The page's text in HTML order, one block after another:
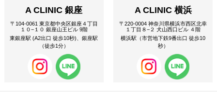
A CLINIC 銀座
〒104-0061 東京都中央区銀座４丁目
１０−１０ 銀座山王ビル 9階
東銀座駅 (A2出口 徒歩10秒)、銀座駅
（徒歩1分）
A CLINIC 横浜
〒220-0004 神奈川県横浜市西区北幸
１丁目８−２ 犬山西口ビル ４階
横浜駅（市営地下鉄9番出口 徒歩10
秒）